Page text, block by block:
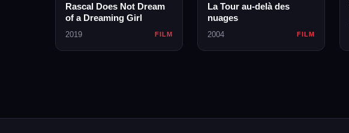
Rascal Does Not Dream
of a Dreaming Girl
2019 FILM
La Tour au-delà des
nuages
2004 FILM